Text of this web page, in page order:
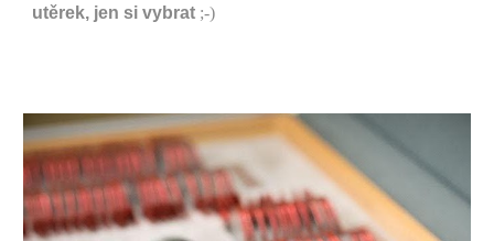
utěrek, jen si vybrat ;-)